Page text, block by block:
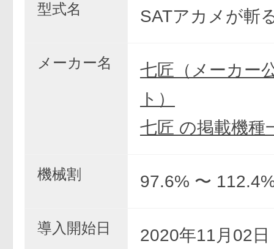
型式名 SATアカメが斬
メーカー名
七匠（メーカー
ト）
七匠 の掲載機種
機械割 97.6% 〜
導入開始日 2020年11月02日